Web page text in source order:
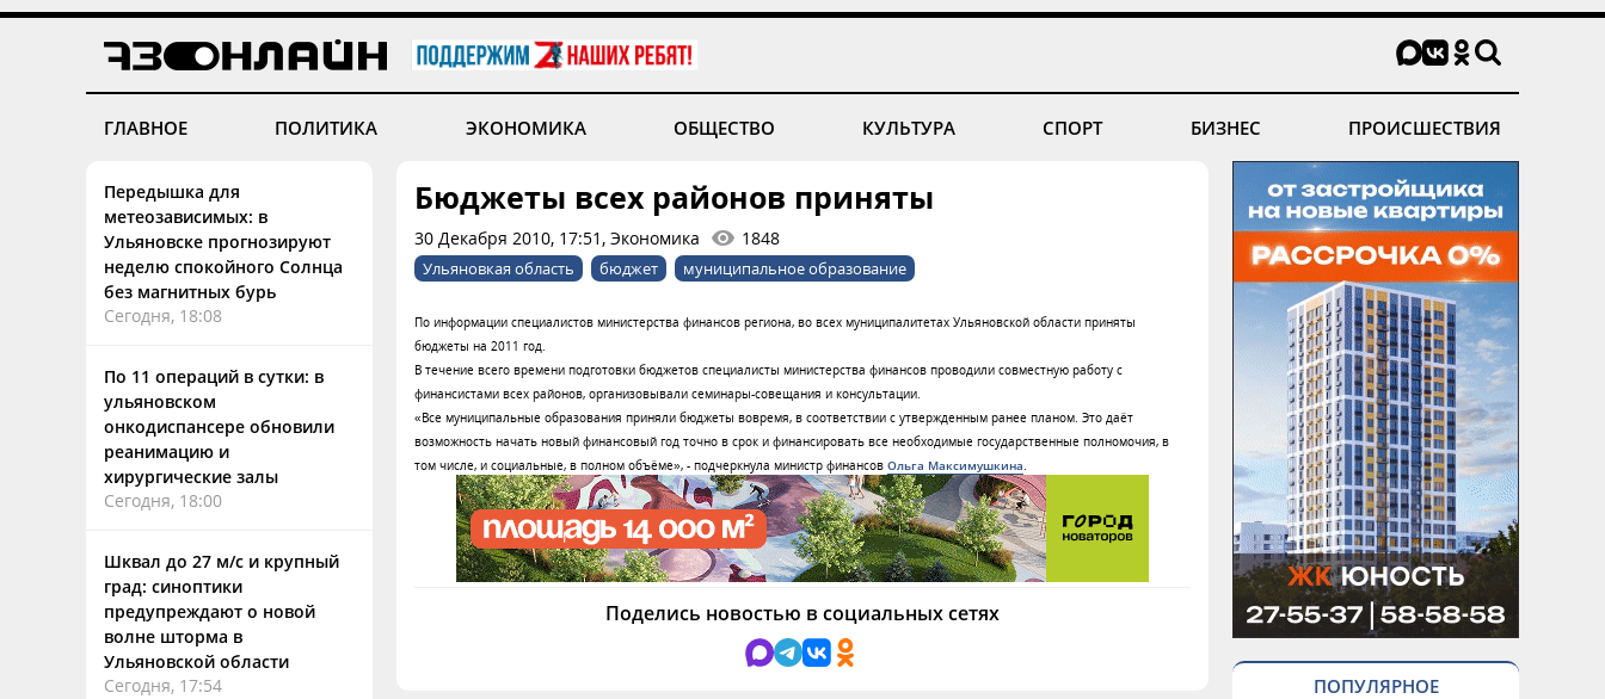
ГЛАВНОЕ ПОЛИТИКА ЭКОНОМИКА ОБЩЕСТВО КУЛЬТУРА СПОРТ БИЗНЕС ПРОИСШЕСТВИЯ
Передышка для
метеозависимых: в
Ульяновске прогнозируют
неделю спокойного Солнца
без магнитных бурь
Сегодня, 18:08
По 11 операций в сутки: в
ульяновском
онкодиспансере обновили
реанимацию и
хирургические залы
Сегодня, 18:00
Шквал до 27 м/с и крупный
град: синоптики
предупреждают о новой
волне шторма в
Ульяновской области
Сегодня, 17:54
Бюджеты всех районов приняты
30 Декабря 2010, 17:51, Экономика 1848
Ульяновкая область бюджет муниципальное образование
По информации специалистов министерства финансов региона, во всех муниципалитетах Ульяновской области приняты
бюджеты на 2011 год.
В течение всего времени подготовки бюджетов специалисты министерства финансов проводили совместную работу с
финансистами всех районов, организовывали семинары-совещания и консультации.
«Все муниципальные образования приняли бюджеты вовремя, в соответствии с утвержденным ранее планом. Это даёт
возможность начать новый финансовый год точно в срок и финансировать все необходимые государственные полномочия, в
том числе, и социальные, в полном объёме», - подчеркнула министр финансов Ольга Максимушкина.
Поделись новостью в социальных сетях
ПОПУЛЯРНОЕ